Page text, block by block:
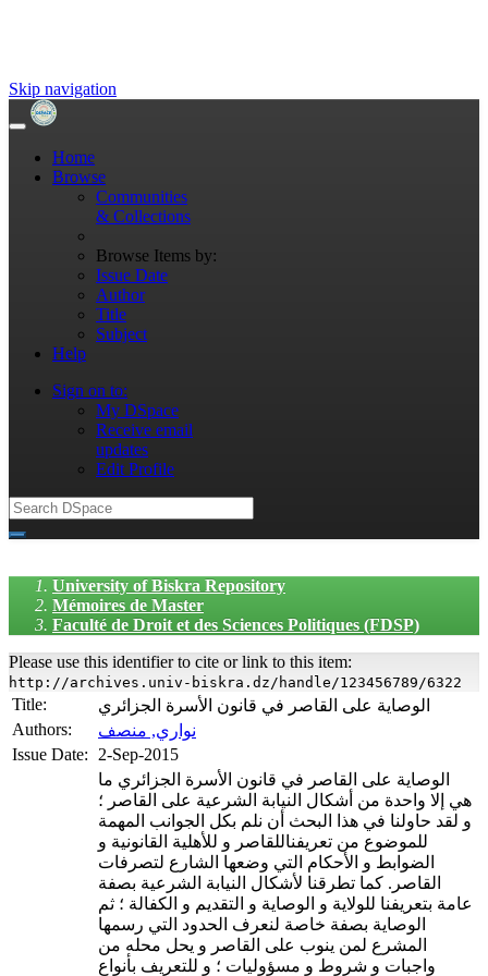
Skip navigation
Home
Browse
Communities
& Collections
Browse Items by:
Issue Date
Author
Title
Subject
Help
Sign on to:
My DSpace
Receive email
updates
Edit Profile
University of Biskra Repository
Mémoires de Master
Faculté de Droit et des Sciences Politiques (FDSP)
Please use this identifier to cite or link to this item:
http://archives.univ-biskra.dz/handle/123456789/6322
Title:
الوصاية على القاصر في قانون الأسرة الجزائري
Authors:
نواري, منصف
Issue Date:
2-Sep-2015
الوصاية على القاصر في قانون الأسرة الجزائري ما
هي إلا واحدة من أشكال النيابة الشرعية على القاصر ؛
و لقد حاولنا في هذا البحث أن نلم بكل الجوانب المهمة
للموضوع من تعريفناللقاصر و للأهلية القانونية و
الضوابط و الأحكام التي وضعها الشارع لتصرفات
القاصر. كما تطرقنا لأشكال النيابة الشرعية بصفة
عامة بتعريفنا للولاية و الوصاية و التقديم و الكفالة ؛ ثم
الوصاية بصفة خاصة لنعرف الحدود التي رسمها
المشرع لمن ينوب على القاصر و يحل محله من
واجبات و شروط و مسؤوليات ؛ و للتعريف بأنواع